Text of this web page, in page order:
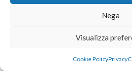
Nega
Visualizza
Cookie PolicyPrivacy